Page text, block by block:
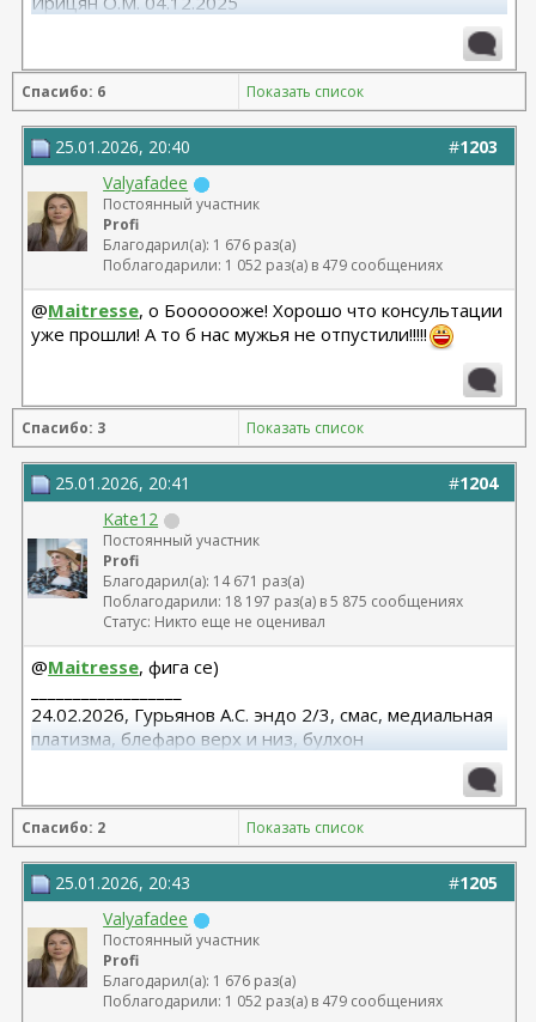
Расширенная абдоминопластика + липосакция 360 +
липофилинг средней трети лица Назоев К.В.
22.04.2026
Спасибо: 6 Показать список
#1203
25.01.2026, 20:40
Valyafadee
Постоянный участник
Profi
Благодарил(а): 1 676 раз(а)
Поблагодарили: 1 052 раз(а) в 479 сообщениях
@Maitresse, о Бооооооже! Хорошо что консультации
уже прошли! А то б нас мужья не отпустили!!!!!
Спасибо: 3 Показать список
#1204
25.01.2026, 20:41
Kate12
Постоянный участник
Profi
Благодарил(а): 14 671 раз(а)
Поблагодарили: 18 197 раз(а) в 5 875 сообщениях
Статус: Никто еще не оценивал
@Maitresse, фига се)
24.02.2026, Гурьянов А.С. эндо 2/3, смас, медиальная
платизма, блефаро верх и низ, булхон
08.2015, allergan 240, 255. Аврамович А.Г., Клиника СЛ
(молодости и красоты)
Спасибо: 2 Показать список
#1205
25.01.2026, 20:43
Valyafadee
Постоянный участник
Profi
Благодарил(а): 1 676 раз(а)
Поблагодарили: 1 052 раз(а) в 479 сообщениях